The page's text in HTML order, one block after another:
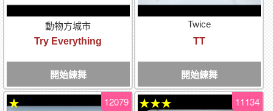
動物方城市
Try Everything
開始練舞
Twice
TT
開始練舞
12079
★ 11134
★★★